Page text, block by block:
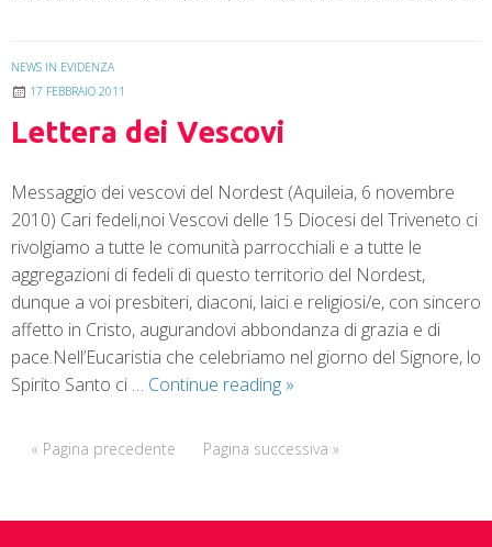
NEWS IN EVIDENZA
17 FEBBRAIO 2011
Lettera dei Vescovi
Messaggio dei vescovi del Nordest (Aquileia, 6 novembre
2010) Cari fedeli,noi Vescovi delle 15 Diocesi del Triveneto ci
rivolgiamo a tutte le comunità parrocchiali e a tutte le
aggregazioni di fedeli di questo territorio del Nordest,
dunque a voi presbiteri, diaconi, laici e religiosi/e, con sincero
affetto in Cristo, augurandovi abbondanza di grazia e di
pace.Nell’Eucaristia che celebriamo nel giorno del Signore, lo
Spirito Santo ci … Continue reading »
« Pagina precedente Pagina successiva »